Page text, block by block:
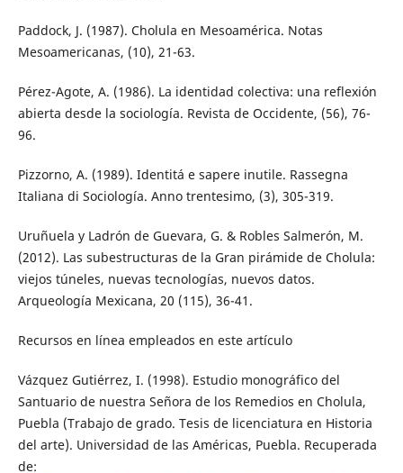
Paddock, J. (1987). Cholula en Mesoamérica. Notas
Mesoamericanas, (10), 21-63.
Pérez-Agote, A. (1986). La identidad colectiva: una reflexión
abierta desde la sociología. Revista de Occidente, (56), 76-
96.
Pizzorno, A. (1989). Identitá e sapere inutile. Rassegna
Italiana di Sociología. Anno trentesimo, (3), 305-319.
Uruñuela y Ladrón de Guevara, G. & Robles Salmerón, M.
(2012). Las subestructuras de la Gran pirámide de Cholula:
viejos túneles, nuevas tecnologías, nuevos datos.
Arqueología Mexicana, 20 (115), 36-41.
Recursos en línea empleados en este artículo
Vázquez Gutiérrez, I. (1998). Estudio monográfico del
Santuario de nuestra Señora de los Remedios en Cholula,
Puebla (Trabajo de grado. Tesis de licenciatura en Historia
del arte). Universidad de las Américas, Puebla. Recuperada
de: